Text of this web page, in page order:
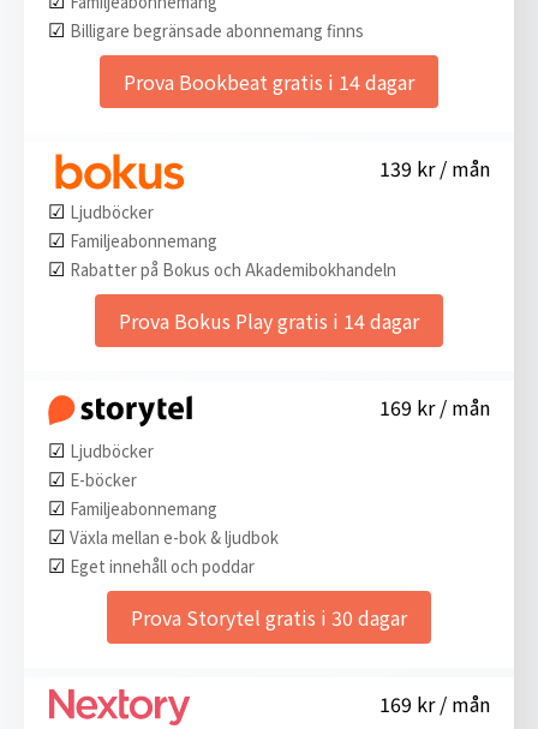
☑︎ Billigare begränsade abonnemang finns
Prova Bookbeat gratis i 14 dagar
139 kr / mån
☑︎ Ljudböcker
☑︎ Familjeabonnemang
☑︎ Rabatter på Bokus och Akademibokhandeln
Prova Bokus Play gratis i 14 dagar
169 kr / mån
☑︎ Ljudböcker
☑︎ E-böcker
☑︎ Familjeabonnemang
☑︎ Växla mellan e-bok & ljudbok
☑︎ Eget innehåll och poddar
Prova Storytel gratis i 30 dagar
169 kr / mån